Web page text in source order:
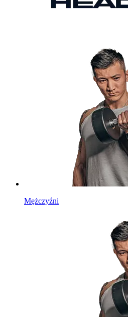
Mężczyźni